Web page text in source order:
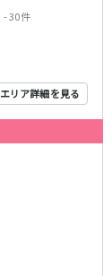
- 30件
エリア詳細を見る